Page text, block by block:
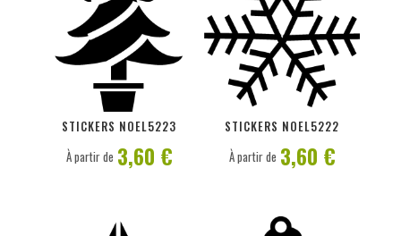
STICKERS NOEL5223
PERSONNALISER
À partir de 3,60 €
STICKERS NOEL5222
PERSONNALISER
À partir de 3,60 €